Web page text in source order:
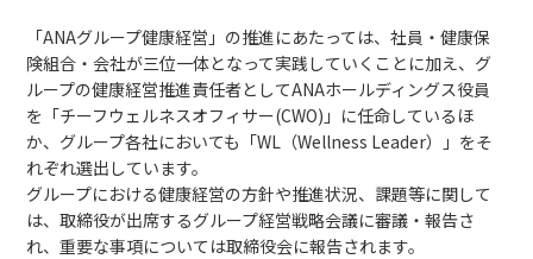
「ANAグループ健康経営」の推進にあたっては、社員・健康保
険組合・会社が三位一体となって実践していくことに加え、グ
ループの健康経営推進責任者としてANAホールディングス役員
を「チーフウェルネスオフィサー(CWO)」に任命しているほ
か、グループ各社においても「WL（Wellness Leader）」をそ
れぞれ選出しています。
グループにおける健康経営の方針や推進状況、課題等に関して
は、取締役が出席するグループ経営戦略会議に審議・報告さ
れ、重要な事項については取締役会に報告されます。